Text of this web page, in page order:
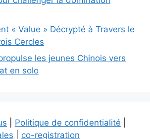
« Value » Décrypté à Travers le
Cercles
les jeunes Chinois vers
en solo
Politique de confidentialité
co-registration